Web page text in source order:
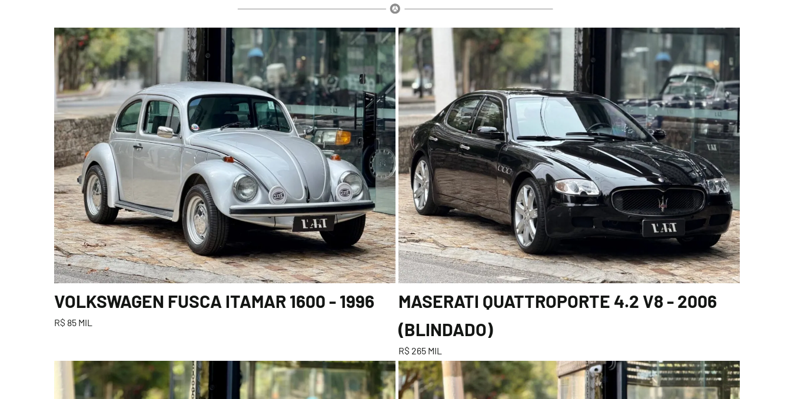
VOLKSWAGEN FUSCA ITAMAR 1600 - 1996
R$ 85 MIL
MASERATI QUATTROPORTE 4.2 V8 - 2006
(BLINDADO)
R$ 265 MIL